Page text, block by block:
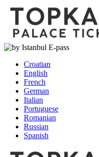
Croatian
English
French
German
Italian
Portuguese
Romanian
Russian
Spanish